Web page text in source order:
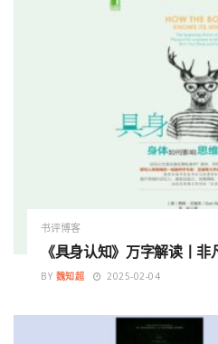
书评博客
《具身认知》万字解读丨非
BY 魏知超 2025-02-04